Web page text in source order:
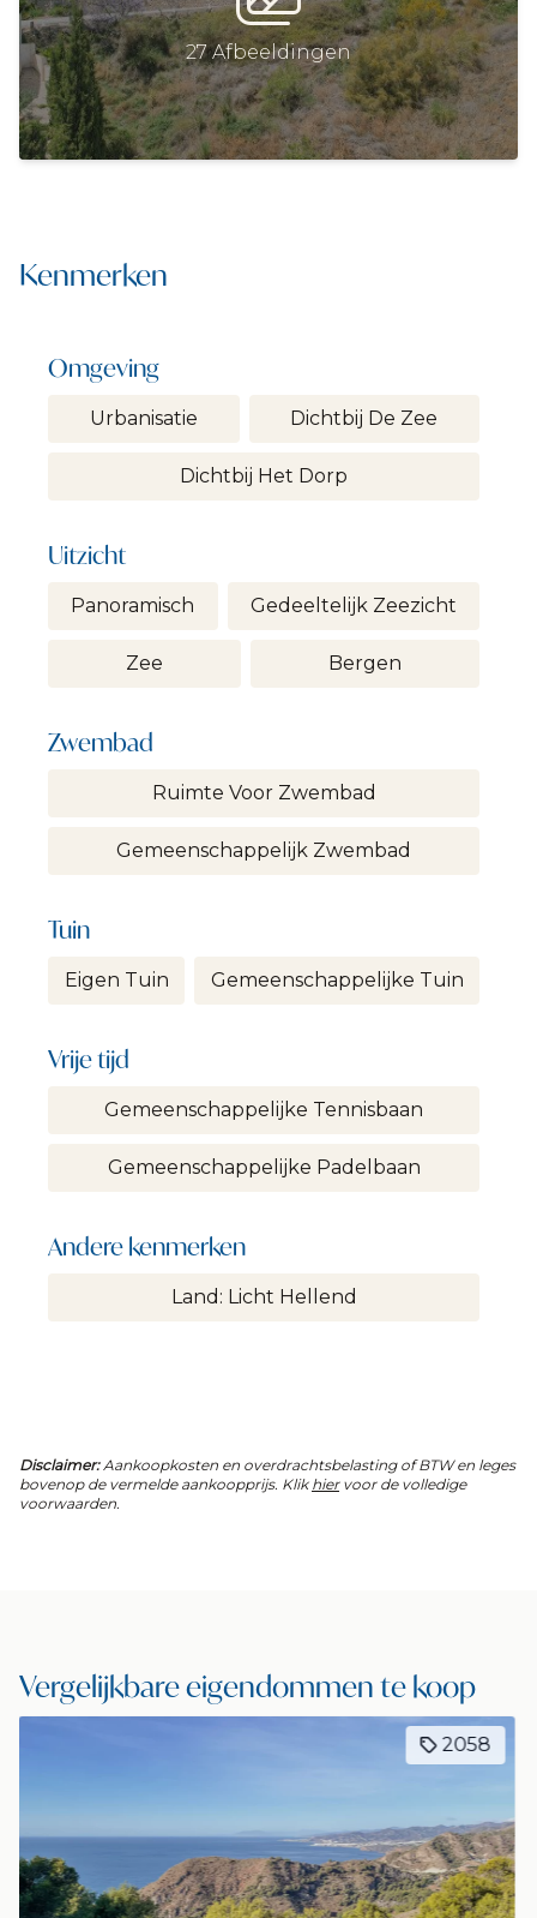
27 Afbeeldingen
Kenmerken
Omgeving
Urbanisatie Dichtbij De Zee
Dichtbij Het Dorp
Uitzicht
Panoramisch Gedeeltelijk Zeezicht
Zee Bergen
Zwembad
Ruimte Voor Zwembad
Gemeenschappelijk Zwembad
Tuin
Eigen Tuin Gemeenschappelijke Tuin
Vrije tijd
Gemeenschappelijke Tennisbaan
Gemeenschappelijke Padelbaan
Andere kenmerken
Land: Licht Hellend
Disclaimer:Aankoopkosten en overdrachtsbelasting of BTW en leges
bovenop de vermelde aankoopprijs. Klik hiervoor de volledige
voorwaarden.
Vergelijkbare eigendommen te koop
2160-5